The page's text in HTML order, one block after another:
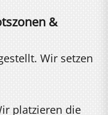
&
Wir setzen
platzieren die